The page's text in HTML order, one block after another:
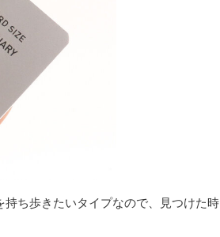
ち歩きたいタイプなので、見つけた時